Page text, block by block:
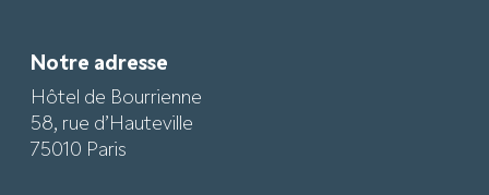
Notre adresse
Hôtel de Bourrienne
58, rue d’Hauteville
75010 Paris